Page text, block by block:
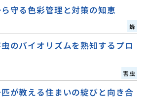
守る色彩管理と対策の知恵
蜂
のバイオリズムを熟知するプロ
害虫
が教える住まいの綻びと向き合